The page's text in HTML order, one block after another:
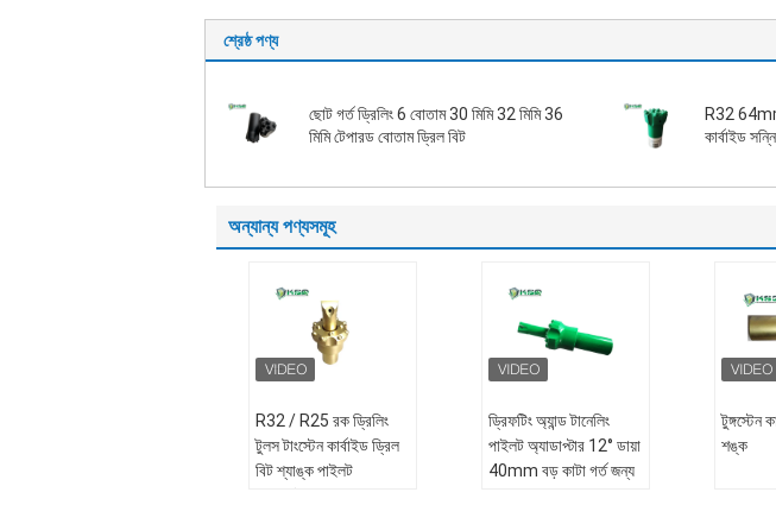
শ্রেষ্ঠ পণ্য
ছোট গর্ত ড্রিলিং 6 বোতাম 30 মিমি 32 মিমি 36
মিমি টেপারড বোতাম ড্রিল বিট
R32
কার্বাইড
অন্যান্য পণ্যসমূহ
R32 / R25 রক ড্রিলিং
টুলস টাংস্টেন কার্বাইড ড্রিল
বিট শ্যাঙ্ক পাইলট
ড্রিফটিং অ্যান্ড টানেলিং
পাইলট অ্যাডাপ্টার 12° ডায়া
40mm বড় কাটা গর্ত জন্য
টুঙ্গস্টেন
শঙ্ক